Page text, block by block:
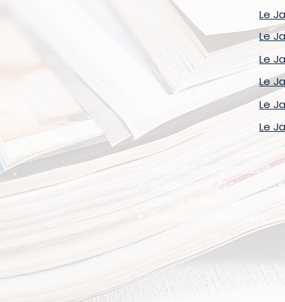
Le
Le
Le
Le
Le
Le
Guide des matières
Avis publics / Appels d'offre
Permis et licences